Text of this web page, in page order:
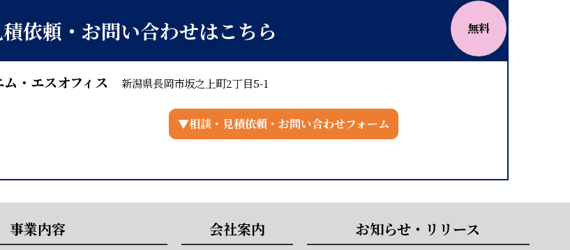
依頼・お問い合わせはこちら 無料
・エスオフィス 新潟県長岡市坂之上町2丁目5-1
▼相談・見積依頼・お問い合わせフォーム
事業内容 会社案内 お知らせ・リリース